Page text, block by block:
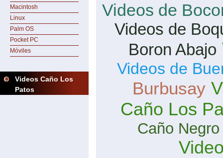
Macintosh
Linux
Palm OS
Pocket PC
Móviles
Videos Caño Los
Patos
Videos de
Videos de
Boron Abajo
Videos de
Burbusay
Caño Los
Caño Negro